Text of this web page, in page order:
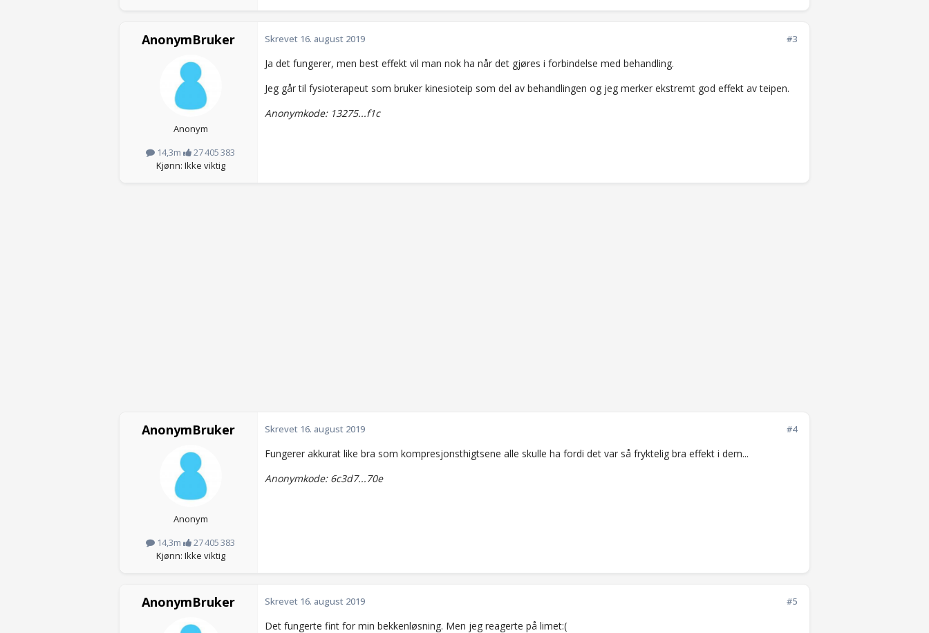
AnonymBruker
Anonym
14,3m
27 405 383
Kjønn: Ikke viktig
#3
Skrevet 16. august 2019
Ja det fungerer, men best effekt vil man nok ha når det gjøres i forbindelse med behandling.
Jeg går til fysioterapeut som bruker kinesioteip som del av behandlingen og jeg merker ekstremt god effekt av teipen.
Anonymkode: 13275...f1c
AnonymBruker
Anonym
14,3m
27 405 383
Kjønn: Ikke viktig
#4
Skrevet 16. august 2019
Fungerer akkurat like bra som kompresjonsthigtsene alle skulle ha fordi det var så fryktelig bra effekt i dem...
Anonymkode: 6c3d7...70e
AnonymBruker #5
Skrevet 16. august 2019
Det fungerte fint for min bekkenløsning. Men jeg reagerte på limet:(